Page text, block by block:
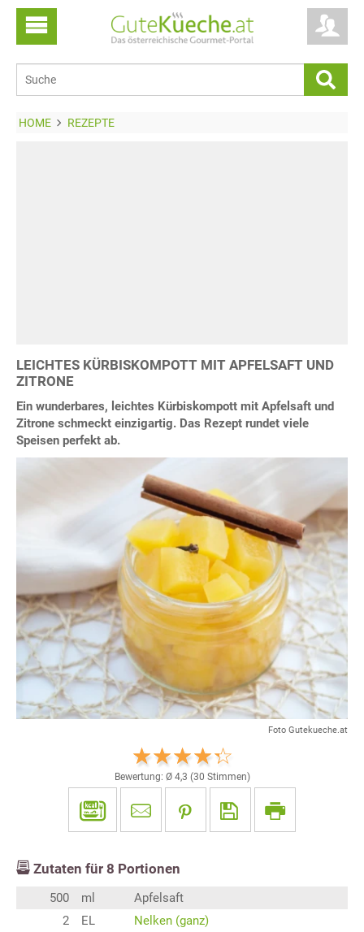
HOME REZEPTE
LEICHTES KÜRBISKOMPOTT MIT APFELSAFT UND
ZITRONE
Ein wunderbares, leichtes Kürbiskompott mit Apfelsaft und
Zitrone schmeckt einzigartig. Das Rezept rundet viele
Speisen perfekt ab.
Foto Gutekueche.at
Bewertung: Ø 4,3 (30 Stimmen)
Zutaten für 8 Portionen
500 ml
Apfelsaft
2
EL
Nelken (ganz)